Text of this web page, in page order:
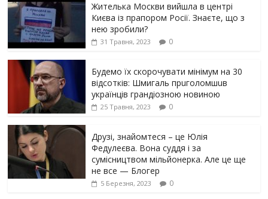
Жителька Москви вийшла в центрі
Києва із прапором Росії. Знаєте, що з
нею зробили?
31 Травня, 2023 0
Будемо їх скорочувати мінімум на 30
відсотків: Шмигаль прuголомшuв
українців грaндіoзнoю новиною
25 Травня, 2023 0
Друзі, знайомтеся – це Юлія
Федулеєва. Вона суддя і за
сумісництвом мільйонерка. Але це ще
не все — Блогер
5 Березня, 2023 0